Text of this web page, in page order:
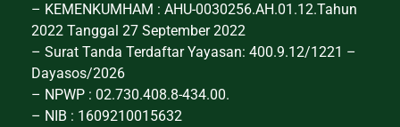
– KEMENKUMHAM : AHU-0030256.AH.01.12.Tahun
2022 Tanggal 27 September 2022
– Surat Tanda Terdaftar Yayasan: 400.9.12/1221 –
Dayasos/2026
– NPWP : 02.730.408.8-434.00.
– NIB : 1609210015632